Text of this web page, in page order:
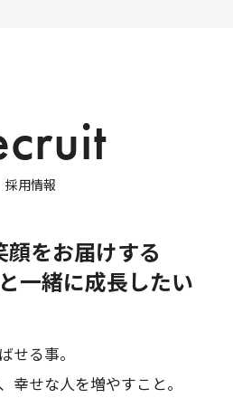
cruit
採用情報
顔をお届けする
一緒に成長したい
せる事。
幸せな人を増やすこと。